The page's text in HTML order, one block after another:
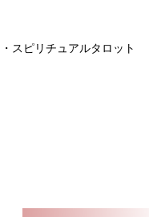
スピリチュアルタロット